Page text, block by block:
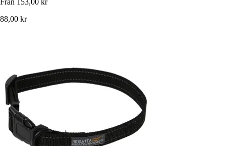
Från 153,00 kr
88,00 kr